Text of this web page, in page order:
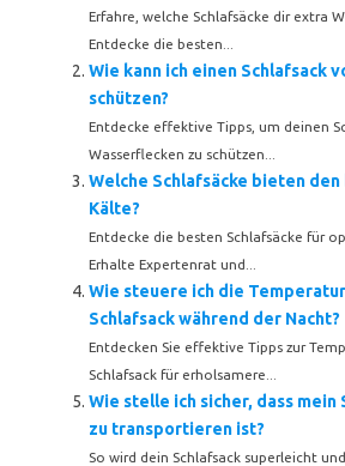
Erfahre, welche Schlafsäcke dir extra
Entdecke die besten...
Wie kann ich einen Schlafsack
schützen?
Entdecke effektive Tipps, um deinen
Wasserflecken zu schützen...
Welche Schlafsäcke bieten
Kälte?
Entdecke die besten Schlafsäcke für
Erhalte Expertenrat und...
Wie steuere ich die
Schlafsack während der Nacht?
Entdecken Sie effektive Tipps zur
Schlafsack für erholsamere...
Wie stelle ich sicher, dass mein
zu transportieren ist?
So wird dein Schlafsack superleicht